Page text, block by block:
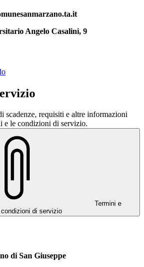
Angelo Casalini, 9
scadenze, requisiti e altre informazioni
e le condizioni di servizio.
Termini e
condizioni di servizio
di San Giuseppe